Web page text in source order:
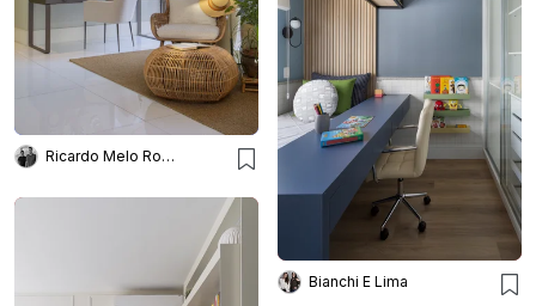
Ricardo Melo Rodrigo Passos
Bianchi E Lima